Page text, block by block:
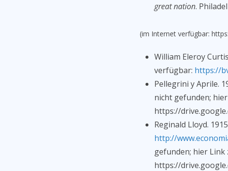
great nation.
(im Internet verfügbar:
William Eleroy
verfügbar: https://
Pellegrini y Aprile.
nicht gefunden;
https://
Reginald Lloyd.
http://
gefunden; hier Link
https://